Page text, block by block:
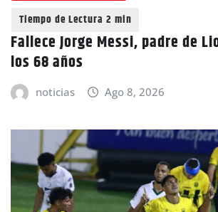
Fallece Jorge Messi, padre de
los 68 años
noticias Ago 8, 2026